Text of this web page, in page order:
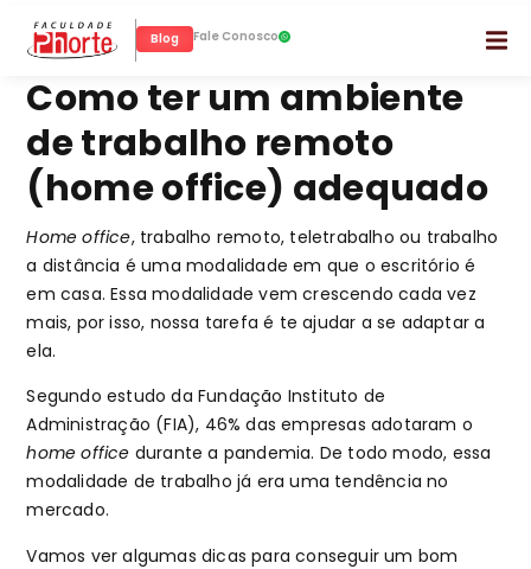
Blog Fale Conosco
Como ter um ambiente
de trabalho remoto
(home office) adequado
Home office, trabalho remoto, teletrabalho ou trabalho
a distância é uma modalidade em que o escritório é
em casa. Essa modalidade vem crescendo cada vez
mais, por isso, nossa tarefa é te ajudar a se adaptar a
ela.
Segundo estudo da Fundação Instituto de
Administração (FIA), 46% das empresas adotaram o
home office durante a pandemia. De todo modo, essa
modalidade de trabalho já era uma tendência no
mercado.
Vamos ver algumas dicas para conseguir um bom